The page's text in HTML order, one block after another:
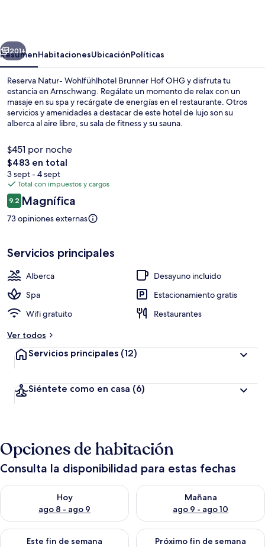
OHG
Siguiente
201+
ResumenHabitacionesUbicaciónPolíticas
Reserva Natur- Wohlfühlhotel Brunner Hof OHG y disfruta tu
estancia en Arnschwang. Regálate un momento de relax con un
masaje en su spa y recárgate de energías en el restaurante. Otros
servicios y amenidades a destacar de este hotel de lujo son su
alberca al aire libre, su sala de fitness y su sauna.
$451 por noche
El
precio
total
es
de
$483
$483 en total
3 sept - 4 sept
Total con impuestos y cargos
Opiniones
9.29.2 de 10,
Magnífica
73 opiniones externas
Servicios principales
Alberca
Desayuno incluido
Spa
Estacionamiento gratis
Wifi gratuito
Restaurantes
Ver todos
Servicios principales (12)
Siéntete como en casa (6)
Opciones de habitación
Consulta la disponibilidad para estas fechas
Hoy
ago 8 - ago 9
Consulta la disponibilidad para hoy ago 8 - ago 9
Mañana
ago 9 - ago 10
Consulta la disponibilidad
Este fin de semana
Consulta la disponibilidad para este fin de semana ago 14 -
Próximo fin de semana
Consulta la disponibilidad